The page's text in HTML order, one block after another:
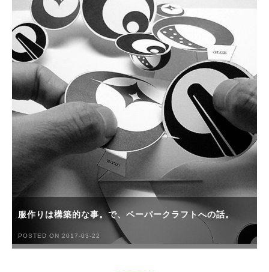
服作りは構築的な事。で、ペーパークラフトへの話。
POSTED ON 2017-03-22